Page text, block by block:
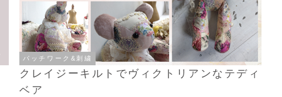
パッチワーク&刺繍
クレイジーキルトでヴィクトリアンなテディ
ベア